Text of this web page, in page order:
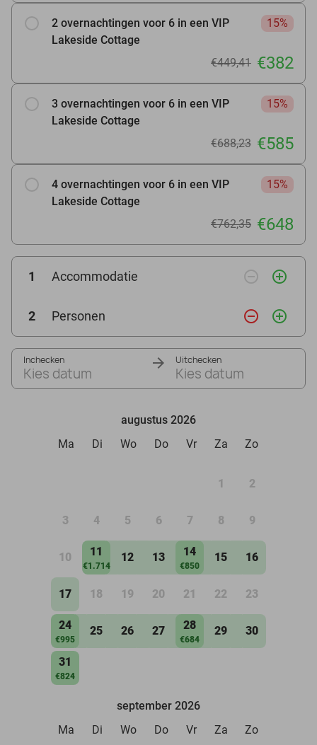
2 overnachtingen voor 6 in een VIP
Lakeside Cottage
15%
€449,41 €382
3 overnachtingen voor 6 in een VIP
Lakeside Cottage
15%
€688,23 €585
4 overnachtingen voor 6 in een VIP
Lakeside Cottage
15%
€762,35 €648
1 Accommodatie remove_circle_outline add_circle_outline
2 Personen remove_circle_outline add_circle_outline
Inchecken
Kies datum
Uitchecken
Kies datum
augustus 2026
Ma
Di Wo Do Vr Za Zo
1 2
3 4 5 6 7 8 9
10 11
€1.714
12 13 14
€850
15 16
17 18 19 20 21 22 23
24
€995
25 26 27 28
€684
29 30
31
€824
september 2026
Ma
Di Wo Do Vr Za Zo